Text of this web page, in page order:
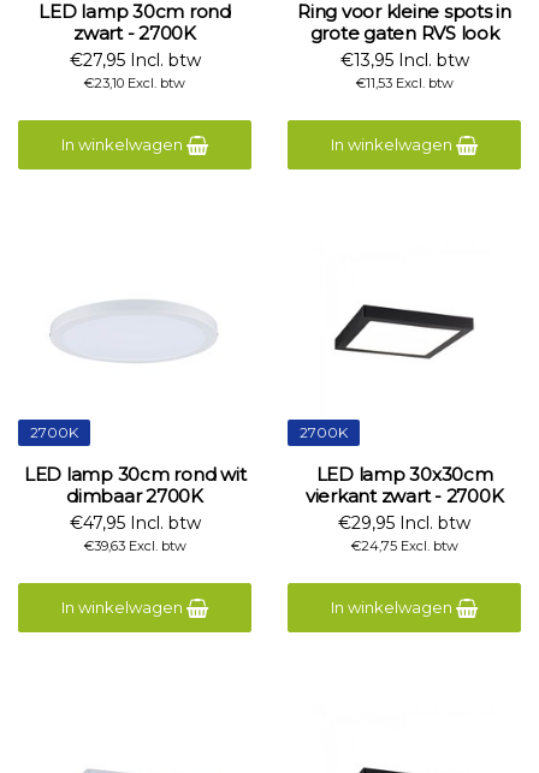
LED lamp 30cm rond
zwart - 2700K
€27,95 Incl. btw
€23,10 Excl. btw
In winkelwagen
Ring voor kleine spots in
grote gaten RVS look
€13,95 Incl. btw
€11,53 Excl. btw
In winkelwagen
2700K
LED lamp 30cm rond wit
dimbaar 2700K
€47,95 Incl. btw
€39,63 Excl. btw
In winkelwagen
2700K
LED lamp 30x30cm
vierkant zwart - 2700K
€29,95 Incl. btw
€24,75 Excl. btw
In winkelwagen